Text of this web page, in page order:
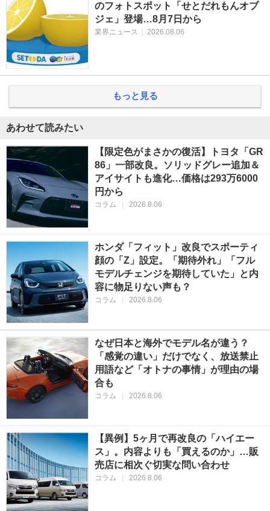
のフォトスポット「せとだれもんオブ
ジェ」登場…8月7日から
業界ニュース 2026.08.06
もっと見る
あわせて読みたい
【限定色がまさかの復活】トヨタ「GR
86」一部改良。ソリッドグレー追加＆
アイサイトも進化…価格は293万6000
円から
コラム 2026.8.06
ホンダ「フィット」改良でスポーティ
顔の「Z」設定。「期待外れ」「フル
モデルチェンジを期待していた」と内
容に物足りない声も？
コラム 2026.8.06
なぜ日本と海外でモデル名が違う？
「感覚の違い」だけでなく、放送禁止
用語など「オトナの事情」が理由の場
合も
コラム 2026.8.06
【異例】5ヶ月で再改良の「ハイエー
ス」。内容よりも「買えるのか」…販
売店に相次ぐ切実な問い合わせ
コラム 2026.8.06